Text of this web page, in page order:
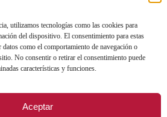
utilizamos tecnologías como las cookies para
del dispositivo. El consentimiento para estas
como el comportamiento de navegación o
No consentir o retirar el consentimiento puede
características y funciones.
Aceptar
DE ACTIVIDADES DE TRATAMIENTO